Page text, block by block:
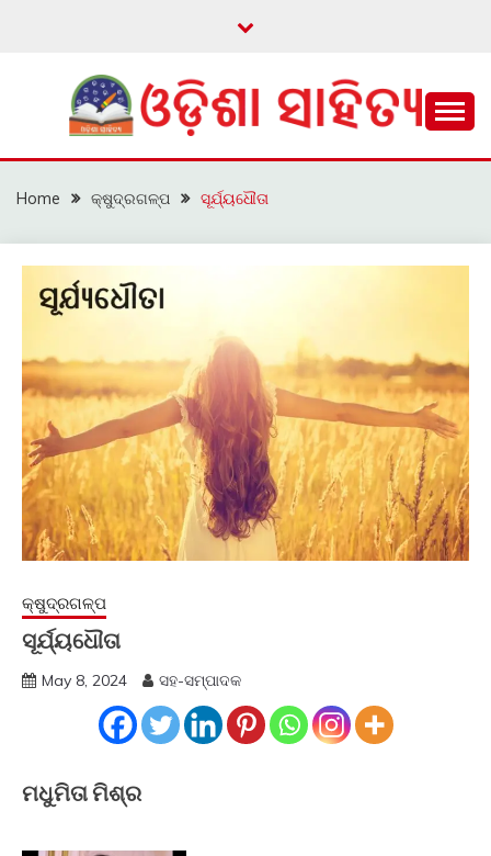
ଓଡ଼ିଶା ସାହିତ୍ୟ
Home କ୍ଷୁଦ୍ରଗଳ୍ପ ସୂର୍ଯ୍ୟଧୌତା
କ୍ଷୁଦ୍ରଗଳ୍ପ
ସୂର୍ଯ୍ୟଧୌତା
May 8, 2024 ସହ-ସମ୍ପାଦକ
ମଧୁମିତା ମିଶ୍ର